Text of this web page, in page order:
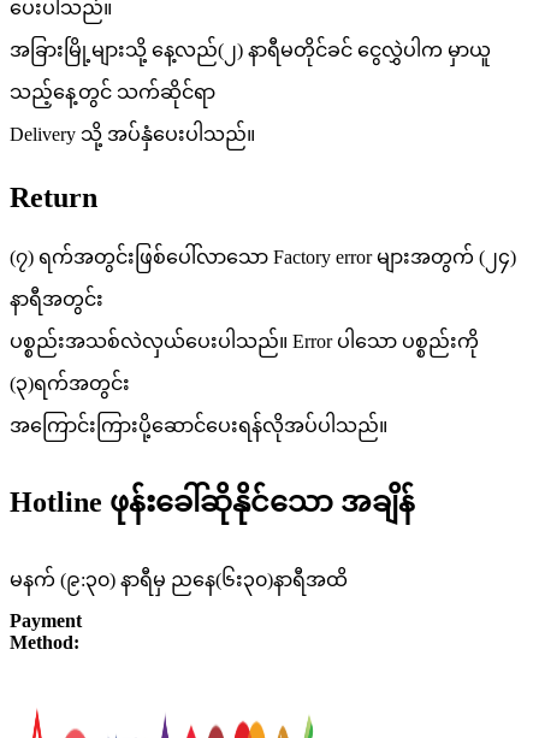
ပေးပါသည်။
အခြားမြို့များသို့ နေ့လည်(၂) နာရီမတိုင်ခင် ငွေလွှဲပါက မှာယူ
သည့်နေ့တွင် သက်ဆိုင်ရာ
Delivery သို့ အပ်နှံပေးပါသည်။
Return
(၇) ရက်အတွင်းဖြစ်ပေါ်လာသော Factory error များအတွက် (၂၄)
နာရီအတွင်း
ပစ္စည်းအသစ်လဲလှယ်ပေးပါသည်။ Error ပါသော ပစ္စည်းကို
(၃)ရက်အတွင်း
အကြောင်းကြားပို့ဆောင်ပေးရန်လိုအပ်ပါသည်။
Hotline ဖုန်းခေါ်ဆိုနိုင်သော အချိန်
မနက် (၉:၃၀) နာရီမှ ညနေ(၆း၃၀)နာရီအထိ
Payment
Method: